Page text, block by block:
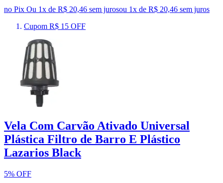
no Pix Ou 1x de R$ 20,46 sem jurosou 1x de R$ 20,46 sem juros
Cupom R$ 15 OFF
Vela Com Carvão Ativado Universal
Plástica Filtro de Barro E Plástico
Lazarios Black
5% OFF